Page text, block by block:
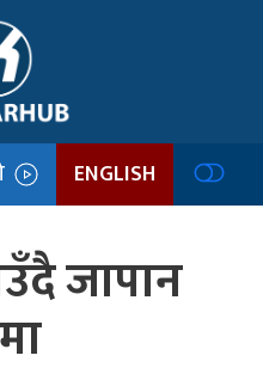
ENGLISH
जापान